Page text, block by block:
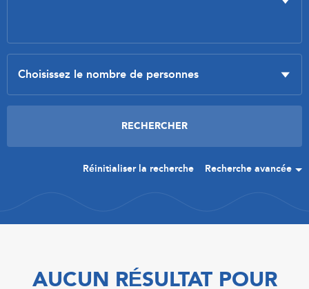
Réinitialiser la recherche Recherche avancée
AUCUN RÉSULTAT POUR